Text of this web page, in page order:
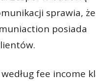
sprawia,
posiada
według fee income